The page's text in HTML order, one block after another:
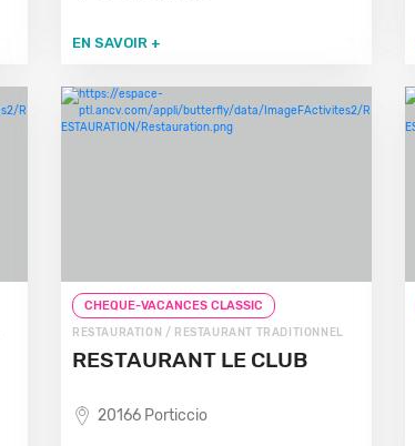
EN SAVOIR +
CHEQUE-VACANCES CLASSIC
RESTAURATION / RESTAURANT TRADITIONNEL
RESTAURANT LE CLUB
20166 Porticcio